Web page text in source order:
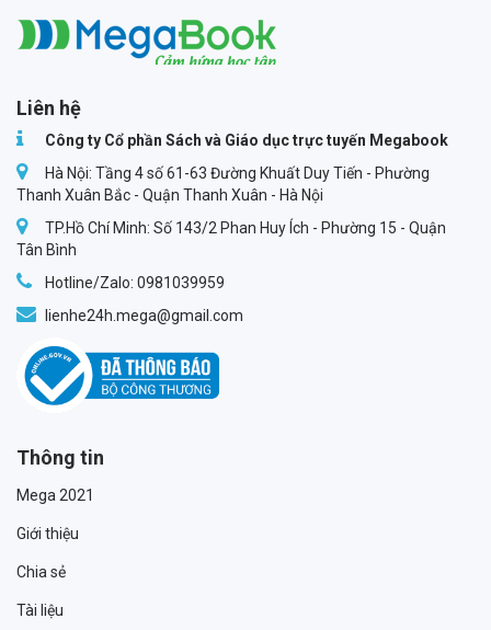
Liên hệ
Công ty Cổ phần Sách và Giáo dục trực tuyến Megabook
Hà Nội: Tầng 4 số 61-63 Đường Khuất Duy Tiến - Phường
Thanh Xuân Bắc - Quận Thanh Xuân - Hà Nội
TP.Hồ Chí Minh: Số 143/2 Phan Huy Ích - Phường 15 - Quận
Tân Bình
Hotline/Zalo: 0981039959
lienhe24h.mega@gmail.com
Thông tin
Mega 2021
Giới thiệu
Chia sẻ
Tài liệu